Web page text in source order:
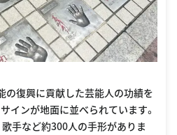
の復興に貢献した芸能人の功績を
インが地面に並べられています。
歌手など約300人の手形がありま